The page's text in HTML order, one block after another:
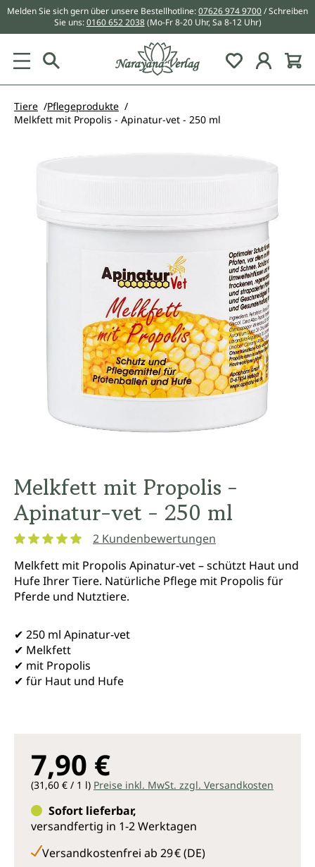
springen
Melden Sie sich gern über unsere Bestellhotline:07626 974 9700/ Schreiben
Sie uns:0160 652 2038 (Mo-Fr 8-20 Uhr, Sa 8-12 Uhr)
Du hast 0
Tiere
Pflegeprodukte
Melkfett mit Propolis - Apinatur-vet - 250 ml
Bildergalerie überspringen
Melkfett mit Propolis -
Apinatur-vet - 250 ml
2 Kundenbewertungen
Melkfett mit Propolis Apinatur-vet – schützt Haut und
Hufe Ihrer Tiere. Natürliche Pflege mit Propolis für
Pferde und Nutztiere.
✔ 250 ml Apinatur-vet
✔ Melkfett
✔ mit Propolis
✔ für Haut und Hufe
7,90 €
(31,60 € / 1 l) Preise inkl. MwSt. zzgl. Versandkosten
Sofort lieferbar,
versandfertig in 1-2 Werktagen
Versandkostenfrei ab 29 € (DE)